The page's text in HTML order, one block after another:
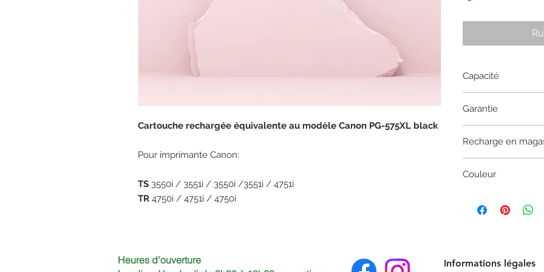
Cartouche rechargée équivalente au modèle Canon PG-575XL black
Pour imprimante Canon:
TS 3550i / 3551i / 3550i /3551i / 4751i
TR 4750i / 4751i / 4750i
Capacité
Garantie
Recharge en
recycl@, la
Couleur
Heures d'ouverture
Informations légales